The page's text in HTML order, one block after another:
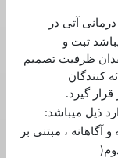
آتی در
ثبت و
ظرفيت تصميم
كنندگان
گيرد.
ذيل ميباشد:
آگاهانه ، مبتنی بر
(